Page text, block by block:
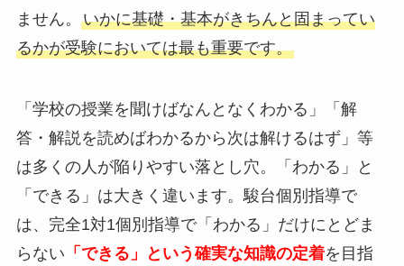
ません。 いかに基礎・基本がきちんと固まってい
るかが受験においては最も重要です。
「学校の授業を聞けばなんとなくわかる」「解
答・解説を読めばわかるから次は解けるはず」等
は多くの人が陥りやすい落とし穴。「わかる」と
「できる」は大きく違います。駿台個別指導で
は、完全1対1個別指導で「わかる」だけにとどま
らない 「できる」という確実な知識の定着を目指